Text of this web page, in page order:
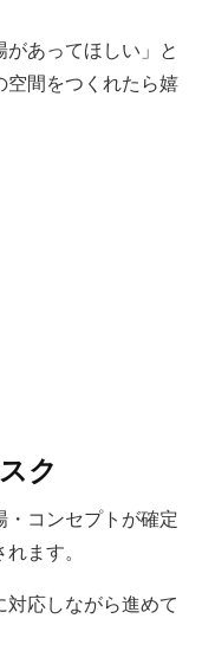
あってほしい」と
間をつくれたら嬉
ク
コンセプトが確定
ます。
応しながら進めて